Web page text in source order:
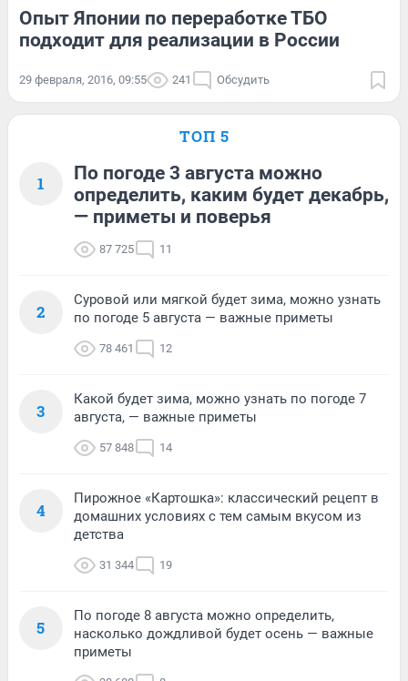
Опыт Японии по переработке ТБО
подходит для реализации в России
29 февраля, 2016, 09:55 241 Обсудить
ТОП 5
1
По погоде 3 августа можно
определить, каким будет декабрь,
— приметы и поверья
87 725 11
2
Суровой или мягкой будет зима, можно узнать
по погоде 5 августа — важные приметы
78 461 12
3
Какой будет зима, можно узнать по погоде 7
августа, — важные приметы
57 848 14
4
Пирожное «Картошка»: классический рецепт в
домашних условиях с тем самым вкусом из
детства
31 344 19
5
По погоде 8 августа можно определить,
насколько дождливой будет осень — важные
приметы